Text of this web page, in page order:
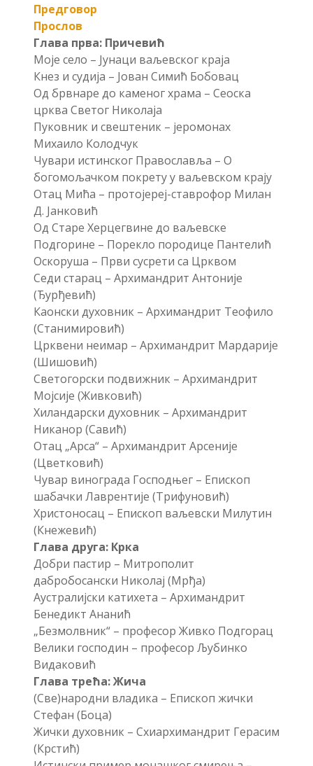
Предговор
Прослов
Глава прва: Причевић
Моје село – Јунаци ваљевског краја
Кнез и судија – Јован Симић Бобовац
Од брвнаре до каменог храма – Сеоска
црква Светог Николаја
Пуковник и свештеник – јеромонах
Михаило Колодчук
Чувари истинског Православља – О
богомољачком покрету у ваљевском крају
Отац Мића – протојереј-ставрофор Милан
Д. Јанковић
Од Старе Херцегвине до ваљевске
Подгорине – Порекло породице Пантелић
Оскоруша – Први сусрети са Црквом
Седи старац – Архимандрит Антоније
(Ђурђевић)
Каонски духовник – Архимандрит Теофило
(Станимировић)
Црквени неимар – Архимандрит Мардарије
(Шишовић)
Светогорски подвижник – Архимандрит
Мојсије (Живковић)
Хиландарски духовник – Архимандрит
Никанор (Савић)
Отац „Арса“ – Архимандрит Арсеније
(Цветковић)
Чувар винограда Господњег – Епископ
шабачки Лаврентије (Трифуновић)
Христоносац – Епископ ваљевски Милутин
(Кнежевић)
Глава друга: Крка
Добри пастир – Митрополит
дабробосански Николај (Мрђа)
Аустралијски катихета – Архимандрит
Бенедикт Ананић
„Безмолвник“ – професор Живко Подгорац
Велики господин – професор Љубинко
Видаковић
Глава трећа: Жича
(Све)народни владика – Епископ жички
Стефан (Боца)
Жички духовник – Схиархимандрит Герасим
(Крстић)